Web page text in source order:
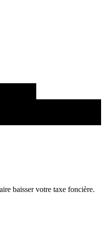
baisser votre taxe foncière.